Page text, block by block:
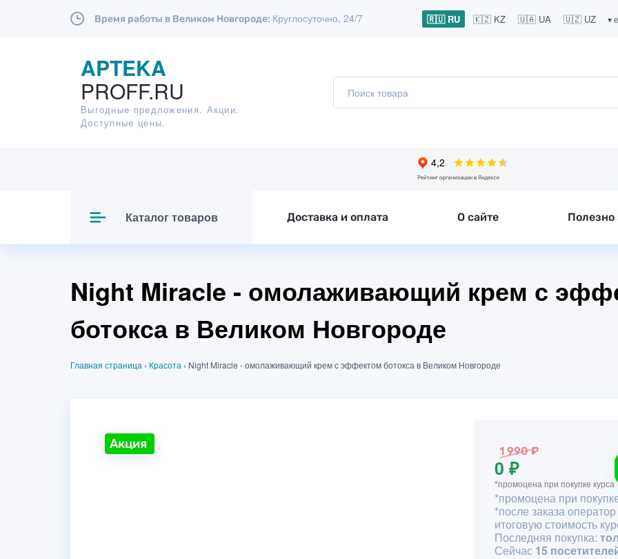
Время работы в Великом Новгороде: Круглосуточно, 24/7 🇷🇺 RU 🇰🇿 KZ 🇺🇦 UA 🇺🇿 UZ ▾
APTEKA
PROFF.RU
Выгодные предложения. Акции.
Доступные цены.
Каталог товаров Доставка и оплата О сайте Полезно
Night Miracle - омолаживающий крем с
ботокса в Великом Новгороде
Главная страница › Красота › Night Miracle - омолаживающий крем с эффектом ботокса в Великом Новгороде
Акция 1 990 ₽
0 ₽
*промоцена при покупке курса
*промоцена при
*после заказа
итоговую стоимость
Последняя покупка:
Сейчас 15